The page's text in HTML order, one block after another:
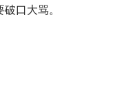
口大骂。